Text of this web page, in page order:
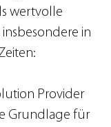
wertvolle
insbesondere in
Provider
Grundlage für